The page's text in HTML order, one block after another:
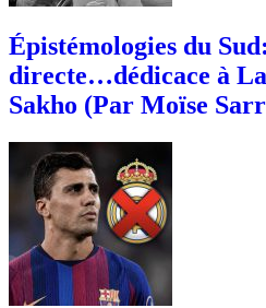
Épistémologies du
directe…dédicace à
Sakho (Par Moïse